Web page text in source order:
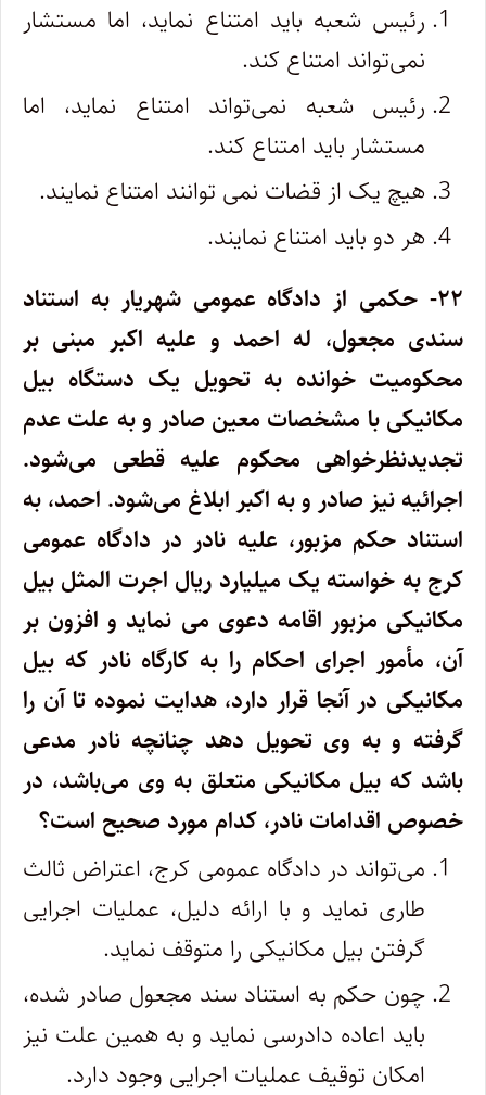
رئیس شعبه باید امتناع نماید، اما مستشار
نمی‌تواند امتناع کند.
رئیس شعبه نمی‌تواند امتناع نماید، اما
مستشار باید امتناع کند.
هیچ یک از قضات نمی توانند امتناع نمایند.
هر دو باید امتناع نمایند.
۲۲- حکمی از دادگاه عمومی شهریار به استناد
سندی مجعول، له احمد و علیه اکبر مبنی بر
محکومیت خوانده به تحویل یک دستگاه بیل
مکانیکی با مشخصات معین صادر و به علت عدم
تجدیدنظرخواهی محکوم علیه قطعی می‌شود.
اجرائیه نیز صادر و به اکبر ابلاغ می‌شود. احمد، به
استناد حکم مزبور، علیه نادر در دادگاه عمومی
کرج به خواسته یک میلیارد ریال اجرت المثل بیل
مکانیکی مزبور اقامه دعوی می نماید و افزون بر
آن، مأمور اجرای احکام را به کارگاه نادر که بیل
مکانیکی در آنجا قرار دارد، هدایت نموده تا آن را
گرفته و به وی تحویل دهد چنانچه نادر مدعی
باشد که بیل مکانیکی متعلق به وی می‌باشد، در
خصوص اقدامات نادر، کدام مورد صحیح است؟
می‌تواند در دادگاه عمومی کرج، اعتراض ثالث
طاری نماید و با ارائه دلیل، عملیات اجرایی
گرفتن بیل مکانیکی را متوقف نماید.
چون حکم به استناد سند مجعول صادر شده،
باید اعاده دادرسی نماید و به همین علت نیز
امکان توقیف عملیات اجرایی وجود دارد.